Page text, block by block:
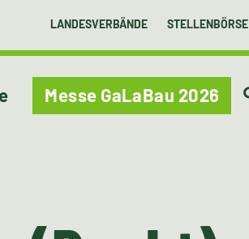
LANDESVERBÄNDE STELLENBÖRSE
Messe GaLaBau 2026